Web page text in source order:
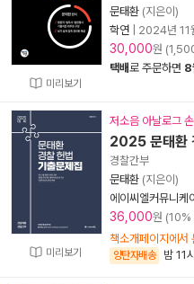
미리보기
문태환 (지은이)
학연
2024년 11
30,000원
택배로 주문하면 8
미리보기
저소음 아날로그
2025 문태환
경찰간부
문태환 (지은이)
에이씨엘커뮤니케
36,000원
책소개페이지에서
양탄자배송 밤 11시